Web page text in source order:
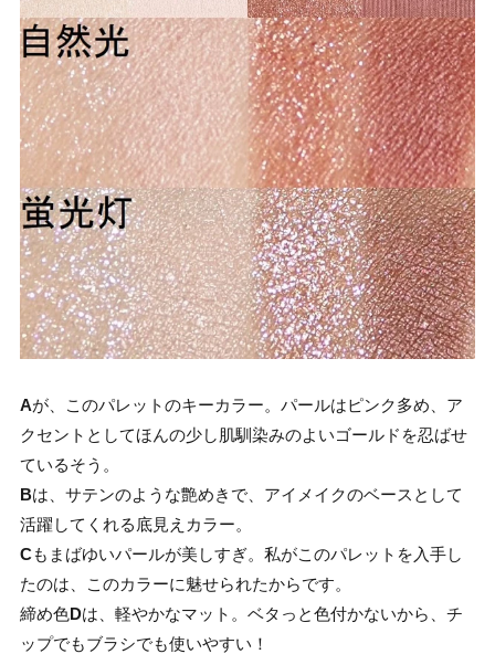
Aが、このパレットのキーカラー。パールはピンク多め、ア
クセントとしてほんの少し肌馴染みのよいゴールドを忍ばせ
ているそう。
Bは、サテンのような艶めきで、アイメイクのベースとして
活躍してくれる底見えカラー。
Cもまばゆいパールが美しすぎ。私がこのパレットを入手し
たのは、このカラーに魅せられたからです。
締め色Dは、軽やかなマット。ベタっと色付かないから、チ
ップでもブラシでも使いやすい！